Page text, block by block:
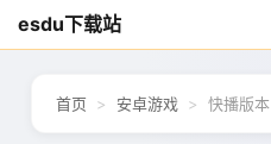
esdu下载站
首页 安卓游戏 快播版本